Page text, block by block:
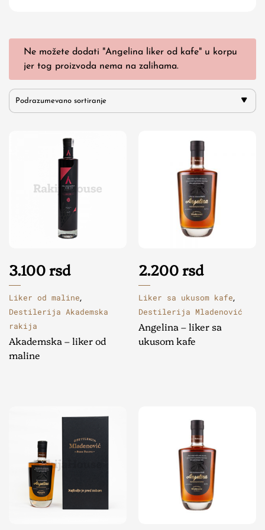
Ne možete dodati "Angelina liker od kafe" u korpu
jer tog proizvoda nema na zalihama.
3.100rsd
Liker od maline,
Destilerija Akademska
rakija
Akademska – liker od
maline
2.200rsd
Liker sa ukusom kafe,
Destilerija Mladenović
Angelina – liker sa
ukusom kafe